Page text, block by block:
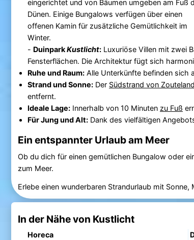
eingerichtet und von Bäumen umgeben am Fuß
Dünen. Einige Bungalows verfügen über einen
offenen Kamin für zusätzliche Gemütlichkeit im
Winter.
- DuinparkKustlicht:Luxuriöse Villen mit zwei
Fensterflächen. Die Architektur fügt sich
Ruhe und Raum:Alle Unterkünfte befinden sich
Strand und Sonne:Der Südstrand von
entfernt.
Ideale Lage:Innerhalb von 10 Minuten zu Fuß
Für Jung und Alt:Dank des vielfältigen
Ein entspannter Urlaub am Meer
Ob du dich für einen gemütlichen Bungalow oder
zum Meer.
Erlebe einen wunderbaren Strandurlaub mit Sonne,
In der Nähe von Kustlicht
Horeca